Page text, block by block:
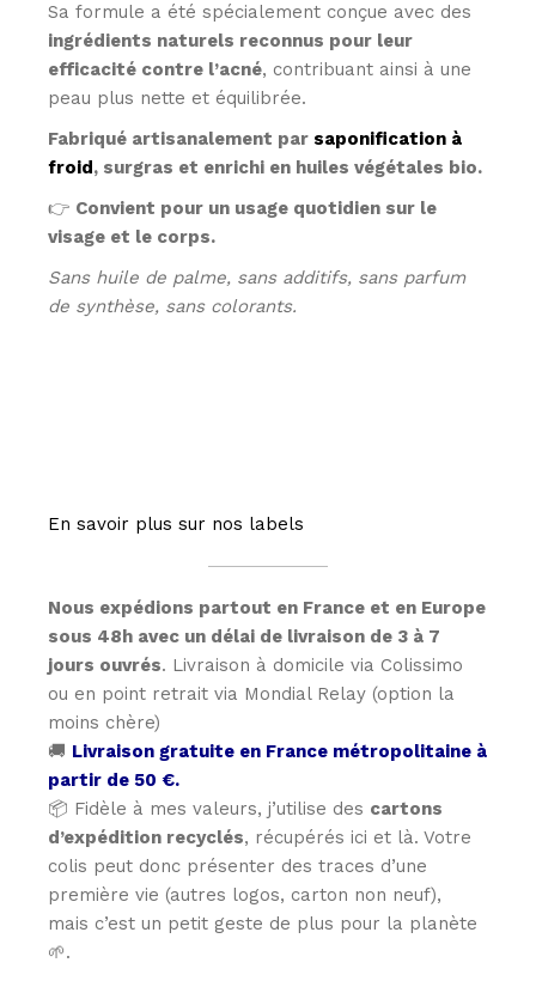
Sa formule a été spécialement conçue avec des
ingrédients naturels reconnus pour leur
efficacité contre l’acné, contribuant ainsi à une
peau plus nette et équilibrée.
Fabriqué artisanalement par saponification à
froid, surgras et enrichi en huiles végétales bio.
👉 Convient pour un usage quotidien sur le
visage et le corps.
Sans huile de palme, sans additifs, sans parfum
de synthèse, sans colorants.
En savoir plus sur nos labels
Nous expédions partout en France et en Europe
sous 48h avec un délai de livraison de 3 à 7
jours ouvrés. Livraison à domicile via Colissimo
ou en point retrait via Mondial Relay (option la
moins chère)
🚚 Livraison gratuite en France métropolitaine à
partir de 50 €.
📦 Fidèle à mes valeurs, j’utilise des cartons
d’expédition recyclés, récupérés ici et là. Votre
colis peut donc présenter des traces d’une
première vie (autres logos, carton non neuf),
mais c’est un petit geste de plus pour la planète
🌱.